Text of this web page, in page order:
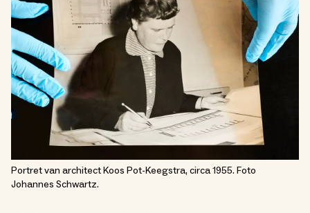
Portret van architect Koos Pot-Keegstra, circa 1955. Foto
Johannes Schwartz.